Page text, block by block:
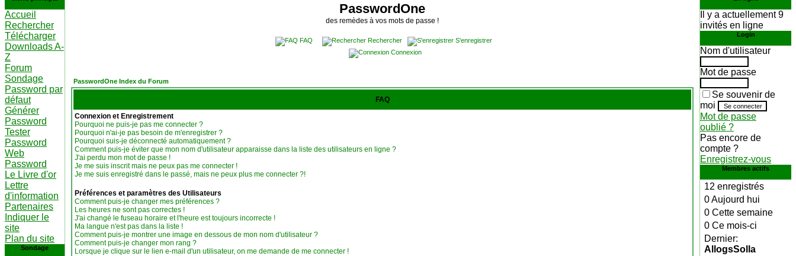
Accueil
Rechercher
Télécharger
Downloads A-
Z
Forum
Sondage
Password par
défaut
Générer
Password
Tester
Password
Web
Password
Le Livre d'or
Lettre
d'information
Partenaires
Indiquer le
site
Plan du site
Sondage
PasswordOne
des remèdes à vos mots de passe !
FAQ Rechercher
S'enregistrer
Connexion
PasswordOne Index du Forum
FAQ
Connexion et Enregistrement
Pourquoi ne puis-je pas me connecter ?
Pourquoi n'ai-je pas besoin de m'enregistrer ?
Pourquoi suis-je déconnecté automatiquement ?
Comment puis-je éviter que mon nom d'utilisateur apparaisse dans la liste des utilisateurs en ligne ?
J'ai perdu mon mot de passe !
Je me suis inscrit mais ne peux pas me connecter !
Je me suis enregistré dans le passé, mais ne peux plus me connecter ?!
Préférences et paramètres des Utilisateurs
Comment puis-je changer mes préférences ?
Les heures ne sont pas correctes !
J'ai changé le fuseau horaire et l'heure est toujours incorrecte !
Ma langue n'est pas dans la liste !
Comment puis-je montrer une image en dessous de mon nom d'utilisateur ?
Comment puis-je changer mon rang ?
Lorsque je clique sur le lien e-mail d'un utilisateur, on me demande de me connecter !
Il y a actuellement 9
invités en ligne
Login
Nom d'utilisateur
Mot de passe
Se souvenir de
moi
Mot de passe
oublié ?
Pas encore de
compte ?
Enregistrez-vous
Membres actifs
12 enregistrés
0 Aujourd hui
0 Cette semaine
0 Ce mois-ci
Dernier:
AllogsSolla